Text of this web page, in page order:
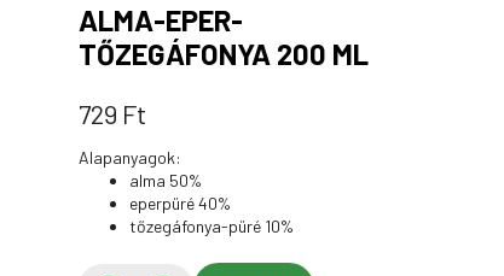
ALMA-EPER-
TŐZEGÁFONYA 200 ML
729 Ft
Alapanyagok:
alma 50%
eperpüré 40%
tőzegáfonya-püré 10%